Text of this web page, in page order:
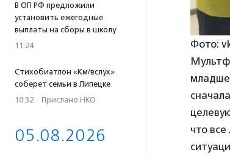
В ОП РФ предложили
установить ежегодные
выплаты на сборы в школу
11:24
Стихобиатлон «Км/вслух»
соберет семьи в Липецке
10:32 · Прислано НКО
05.08.2026
Фото:
что